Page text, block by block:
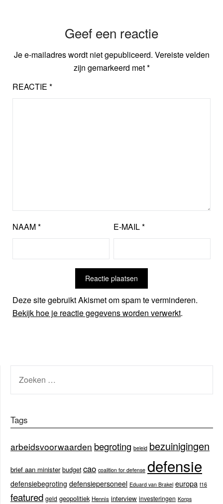
Geef een reactie
Je e-mailadres wordt niet gepubliceerd. Vereiste velden
zijn gemarkeerd met*
REACTIE *
NAAM* E-MAIL*
Deze site gebruikt Akismet om spam te verminderen.
Bekijk hoe je reactie gegevens worden verwerkt.
NAAR:
Tags
arbeidsvoorwaarden begroting beleid bezuinigingen
brief aan minister budget cao coalition for defense defensie
defensiebegroting defensiepersoneel Eduard van Brakel europa f16
featured geld geopolitiek Hennis interview investeringen Korps